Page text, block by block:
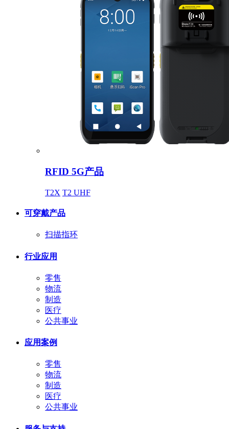
RFID 5G产品
T2X T2 UHF
可穿戴产品
扫描指环
行业应用
零售
物流
制造
医疗
公共事业
应用案例
零售
物流
制造
医疗
公共事业